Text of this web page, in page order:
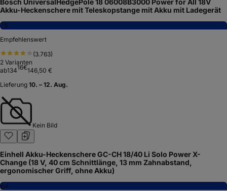
Bosch UniversalHedgePole 18 06008B3000 Power for All 18V
Akku-Heckenschere mit Teleskopstange mit Akku mit Ladegerät
7,6
Empfehlenswert
(3.763)
2 Varianten
ab13416€146,50 €
Lieferung 10. – 12. Aug.
Kein Bild
Einhell Akku-Heckenschere GC-CH 18/40 Li Solo Power X-
Change (18 V, 40 cm Schnittlänge, 13 mm Zahnabstand,
ergonomischer Griff, ohne Akku)
8,4